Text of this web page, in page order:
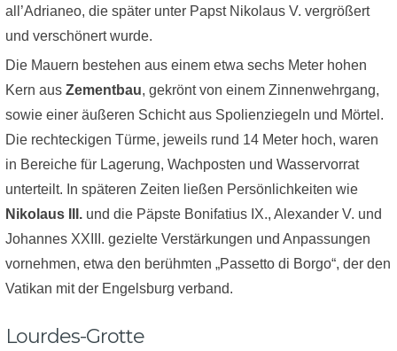
all’Adrianeo, die später unter Papst Nikolaus V. vergrößert
und verschönert wurde.
Die Mauern bestehen aus einem etwa sechs Meter hohen
Kern aus Zementbau, gekrönt von einem Zinnenwehrgang,
sowie einer äußeren Schicht aus Spolienziegeln und Mörtel.
Die rechteckigen Türme, jeweils rund 14 Meter hoch, waren
in Bereiche für Lagerung, Wachposten und Wasservorrat
unterteilt. In späteren Zeiten ließen Persönlichkeiten wie
Nikolaus III. und die Päpste Bonifatius IX., Alexander V. und
Johannes XXIII. gezielte Verstärkungen und Anpassungen
vornehmen, etwa den berühmten „Passetto di Borgo“, der den
Vatikan mit der Engelsburg verband.
Lourdes-Grotte